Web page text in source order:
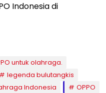
Indonesia di
untuk olahraga.
legenda bulutangkis
Indonesia
OPPO